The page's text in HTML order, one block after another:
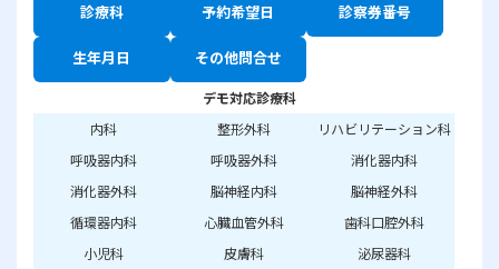
診療科 予約希望日 診察券番号
生年月日 その他問合せ
デモ対応診療科
内科
整形外科
リハビリテーション科
呼吸器内科
呼吸器外科
消化器内科
消化器外科
脳神経内科
脳神経外科
循環器内科
心臓血管外科
歯科口腔外科
小児科
皮膚科
泌尿器科